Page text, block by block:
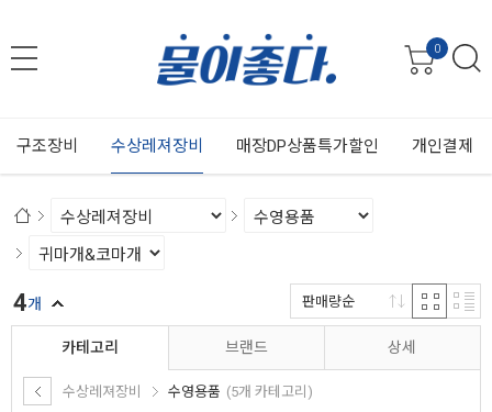
0
구조장비 수상레져장비 매장DP상품특가할인 개인결제
카테고리
수상레져장비 수영용품 (5개 카테고리)
브랜드 상세
4개 판매량순